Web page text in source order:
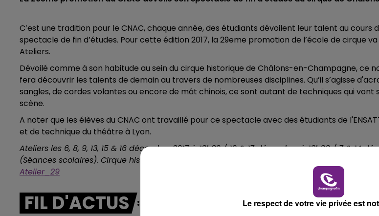
LA FAMILLE
10h00 - 14h00
LE TICKET DE CAISSE
C’est une tradition pour le CNAC, chaque année, des étudiants dévoilent leur talent au cours
spectacle de fin d’études. Pour cette édition 2017, la 29eme promotion de l’école de cirque
Ateliers.
Dévoilé comme à son habitude au sein du cirque historique de Châlons-en-Champagne, ce
fera découvrir les talents de demain au travers de nombreuses disciplines. Qu’il s’agisse
sangles, de cordes volantes ou encore de mât chinois, ce sont autant de techniques qui vont
scène.
A noter que les élèves du CNAC ont travaillé pour ce spectacle avec des étudiants de
et de technique du théâtre à Lyon.
Ateliers les 6, 8, 9, 13, 15 & 16 décembre 2017 à 19h30 / 10 & 17 décembre à 16h00 / 7 & 14
(Séances scolaires). Cirque historique de Châlons-en-Champagne. Infos sur
http://
Atelier_29
FIL D'ACTUS Le respect de votre vie privée est